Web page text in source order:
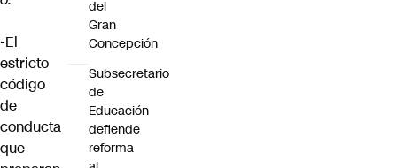
-El
estricto
código
de
conducta
que
del
Gran
Concepción
Subsecretario
de
Educación
defiende
reforma